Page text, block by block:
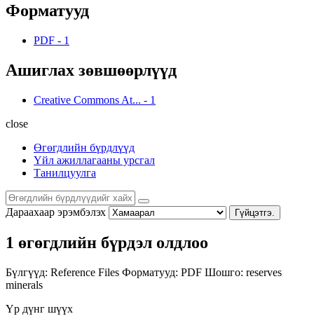
Форматууд
PDF - 1
Ашиглах зөвшөөрлүүд
Creative Commons At... - 1
close
Өгөгдлийн бүрдлүүд
Үйл ажиллагааны урсгал
Танилцуулга
Дараахаар эрэмбэлэх Гүйцэтгэ.
1 өгөгдлийн бүрдэл олдлоо
Бүлгүүд: Reference Files Форматууд: PDF Шошго: reserves
minerals
Үр дүнг шүүх